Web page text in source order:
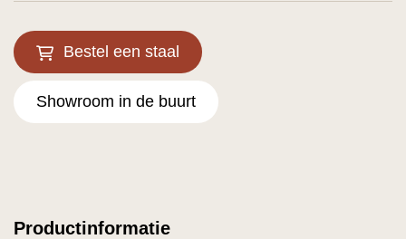
Bestel een staal
Showroom in de buurt
Productinformatie